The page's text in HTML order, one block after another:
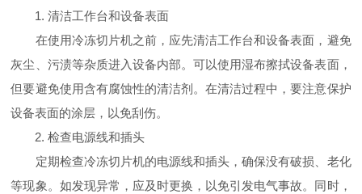
1. 清洁工作台和设备表面
在使用冷冻切片机之前，应先清洁工作台和设备表面，避免
灰尘、污渍等杂质进入设备内部。可以使用湿布擦拭设备表面，
但要避免使用含有腐蚀性的清洁剂。在清洁过程中，要注意保护
设备表面的涂层，以免刮伤。
2. 检查电源线和插头
定期检查冷冻切片机的电源线和插头，确保没有破损、老化
等现象。如发现异常，应及时更换，以免引发电气事故。同时，